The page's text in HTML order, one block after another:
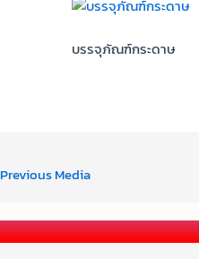
บรรจุภัณฑ์กระดาษ
Previous Media